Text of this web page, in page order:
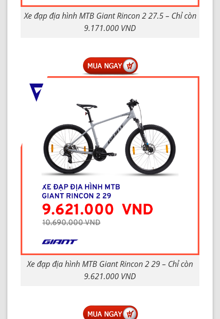
Xe đạp địa hình MTB Giant Rincon 2 27.5 – Chỉ còn
9.171.000 VND
Xe đạp địa hình MTB Giant Rincon 2 29 – Chỉ còn
9.621.000 VND